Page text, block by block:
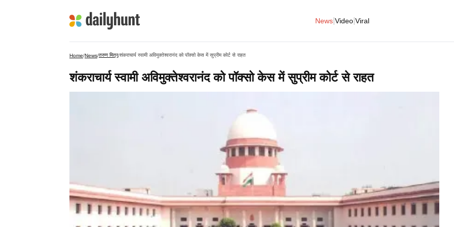
News Video Viral
Home/News/तरुण मित्र/शंकराचार्य स्वामी अविमुक्तेश्वरानंद को पॉक्सो केस में सुप्रीम कोर्ट से राहत
शंकराचार्य स्वामी अविमुक्तेश्वरानंद को पॉक्सो केस में सुप्रीम कोर्ट से राहत